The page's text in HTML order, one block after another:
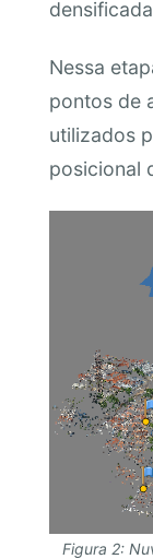
Nessa
pontos de
utilizados
posicional
Figura 2: